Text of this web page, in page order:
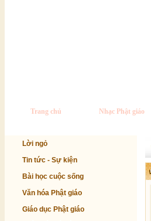
Trang chủ Nhạc Phật giáo
Lời ngỏ
Tin tức - Sự kiện
Bài học cuộc sống
Văn hóa Phật giáo
Giáo dục Phật giáo